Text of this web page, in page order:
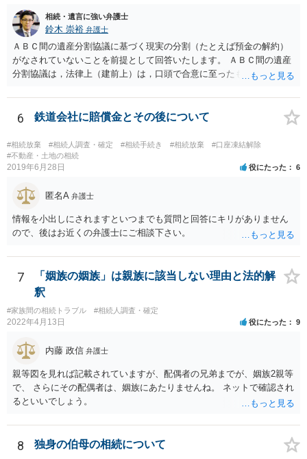
相続・遺言に強い弁護士
鈴木 崇裕 弁護士
ＡＢＣ間の遺産分割協議に基づく現実の分割（たとえば預金の解約）
がなされていないことを前提として回答いたします。 ＡＢＣ間の遺産
分割協議は，法律上（建前上）は，口頭で合意に至ったものであって
ん。 また，不動産の名義を移転するためには，遺産分割協議書への署
名捺印を得る必要があります。 したがって，残念ながら，「ＡＢＣ間
難と思われます。 「ＡＢＣ間の遺産分割協議は未了のまま，ＡとＢが
死亡し，二次相続が発生した」という前提に基づいて協議を進める必
要があります。 もちろん，Ｃの立場としては，ＡＢＣ間の遺産分割協
人は応じない姿勢を示していることから，実現は困難だと思います。
しどころ）としては，譲歩することを甘受しなければならないかもし
れません。
6 鉄道会社に賠償金とその後について
#相続放棄 #相続人調査・確定 #相続手続き #相続放棄
#口座凍結解除
#不動産・土地の相続
2019年6月28日 役にたった 6
匿名A 弁護士
情報を小出しにされますといつまでも質問と回答にキリがありません
ので、後はお近くの弁護士にご相談下さい。
7
「姻族の姻族」は親族に該当しない理由と法的解
釈
#家族間の相続トラブル #相続人調査・確定
2022年4月13日 役にたった 9
内藤 政信 弁護士
親等図を見れば記載されていますが、配偶者の兄弟までが、姻族2親等
で、 さらにその配偶者は、姻族にあたりませんね。 ネットで確認され
るといいでしょう。
8 独身の伯母の相続について